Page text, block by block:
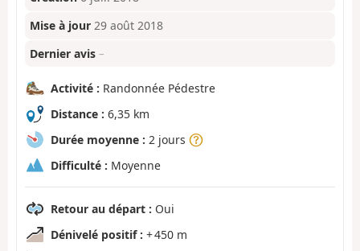
Mise à jour 29 août 2018
Dernier avis –
Activité : Randonnée Pédestre
Distance : 6,35 km
Durée moyenne : 2 jours
Difficulté : Moyenne
Retour au départ : Oui
Dénivelé positif : + 450 m